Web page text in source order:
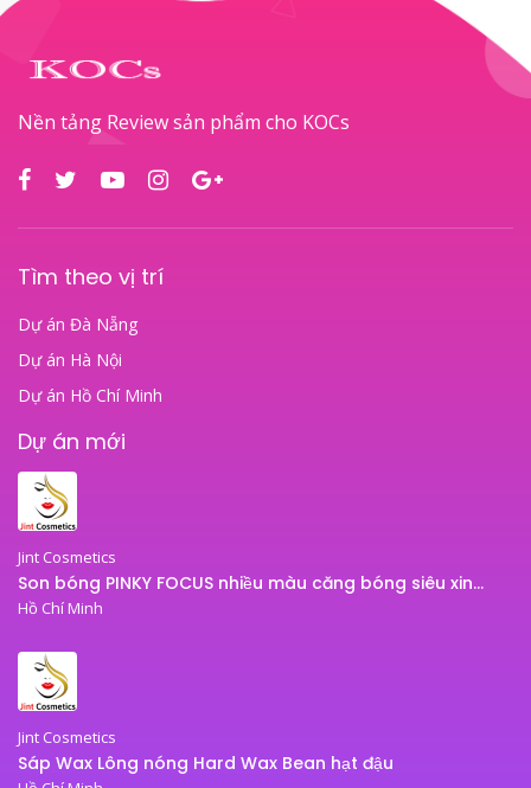
Nền tảng Review sản phẩm cho KOCs
Tìm theo vị trí
Dự án Đà Nẵng
Dự án Hà Nội
Dự án Hồ Chí Minh
Dự án mới
Jint Cosmetics
Son bóng PINKY FOCUS nhiều màu căng bóng siêu xinh – son bóng JINT
Hồ Chí Minh
Jint Cosmetics
Sáp Wax Lông nóng Hard Wax Bean hạt đậu